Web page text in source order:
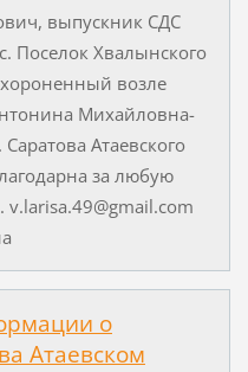
выпускник СДС
Поселок Хвалынского
возле
Михайловна-
Атаевского
за любую
о
Атаевском